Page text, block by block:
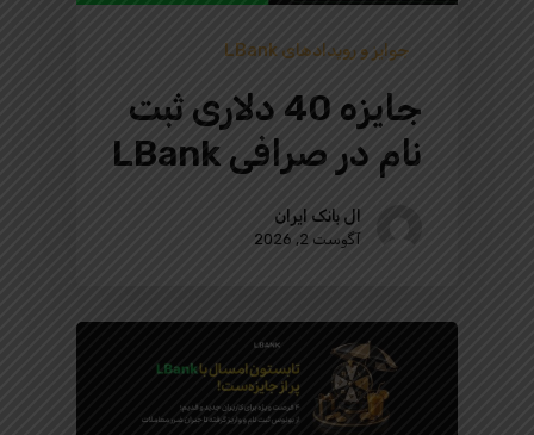
جوایز و رویدادهای LBank
جایزه 40 دلاری ثبت
نام در صرافی LBank
ال بانک ایران
آگوست 2, 2026